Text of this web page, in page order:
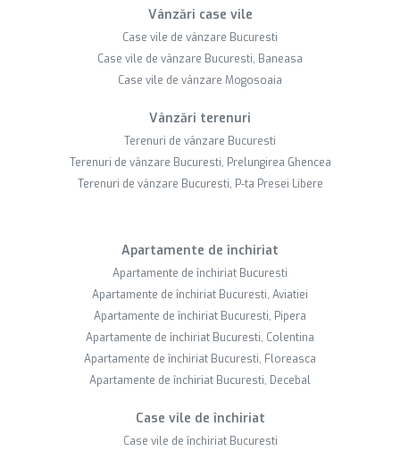
Vânzări case vile
Case vile de vânzare Bucuresti
Case vile de vânzare Bucuresti, Baneasa
Case vile de vânzare Mogosoaia
Vânzări terenuri
Terenuri de vânzare Bucuresti
Terenuri de vânzare Bucuresti, Prelungirea Ghencea
Terenuri de vânzare Bucuresti, P-ta Presei Libere
Apartamente de închiriat
Apartamente de închiriat Bucuresti
Apartamente de închiriat Bucuresti, Aviatiei
Apartamente de închiriat Bucuresti, Pipera
Apartamente de închiriat Bucuresti, Colentina
Apartamente de închiriat Bucuresti, Floreasca
Apartamente de închiriat Bucuresti, Decebal
Case vile de închiriat
Case vile de închiriat Bucuresti